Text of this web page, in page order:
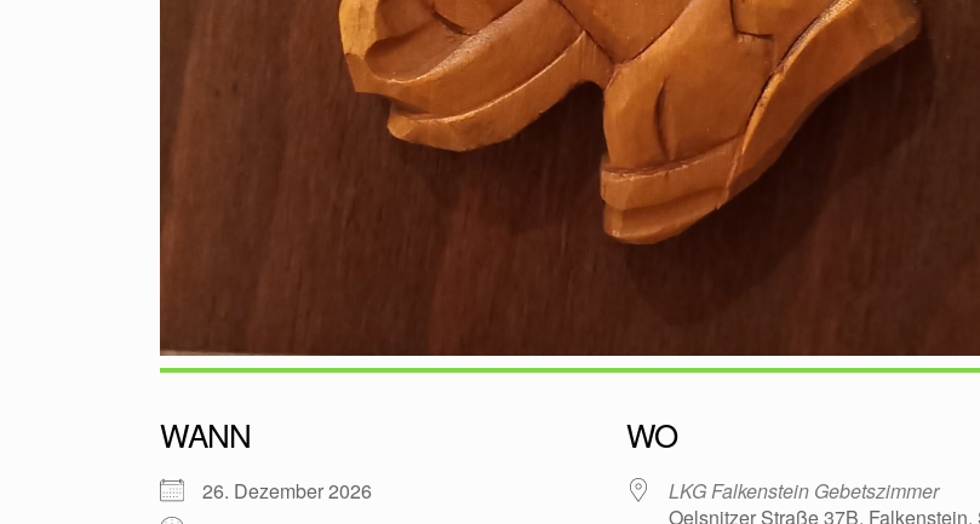
WANN
26. Dezember 2026
WO
LKG Falkenstein Gebetszimmer
Oelsnitzer Straße 37B, Falkenstein,